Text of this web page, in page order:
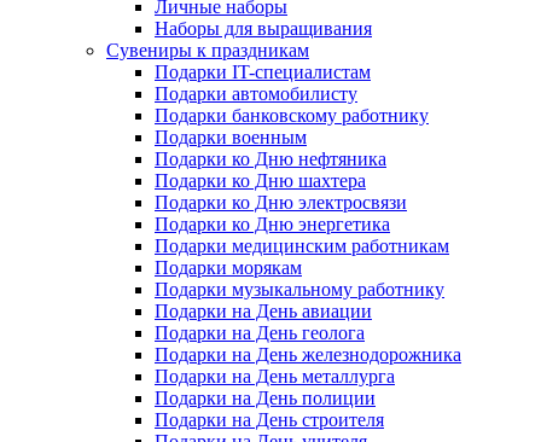
Личные наборы
Наборы для выращивания
Сувениры к праздникам
Подарки IT-специалистам
Подарки автомобилисту
Подарки банковскому работнику
Подарки военным
Подарки ко Дню нефтяника
Подарки ко Дню шахтера
Подарки ко Дню электросвязи
Подарки ко Дню энергетика
Подарки медицинским работникам
Подарки морякам
Подарки музыкальному работнику
Подарки на День авиации
Подарки на День геолога
Подарки на День железнодорожника
Подарки на День металлурга
Подарки на День полиции
Подарки на День строителя